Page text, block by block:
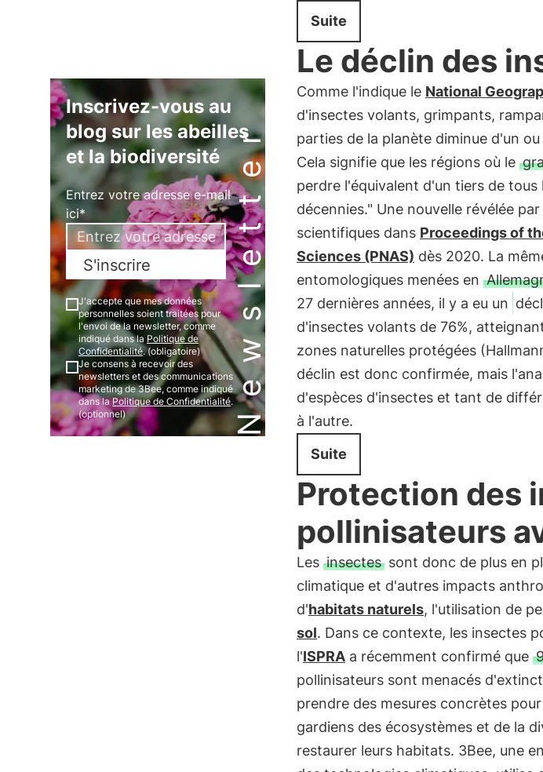
Newsletter
Inscrivez-vous au
blog sur les abeilles
et la biodiversité
Entrez votre adresse e-mail
ici*
S'inscrire
J'accepte que mes données
personnelles soient traitées pour
l'envoi de la newsletter, comme
indiqué dans la Politique de
Confidentialité. (obligatoire)
Je consens à recevoir des
newsletters et des communications
marketing de 3Bee, comme indiqué
dans laPolitique de Confidentialité.
(optionnel)
Suite
Le déclin des
Comme l'indique le National
d'insectes volants, grimpants,
parties de la planète diminue d'un
Cela signifie que les régions où le
perdre l'équivalent d'un tiers de tous
décennies." Une nouvelle révélée
scientifiques dans Proceedings of
Sciences (PNAS) dès 2020. La
entomologiques menées en
27 dernières années, il y a eu un
d'insectes volants de 76%,
zones naturelles protégées
déclin est donc confirmée, mais
d'espèces d'insectes et tant de
à l'autre.
Suite
Protection des
pollinisateurs
Les insectessont donc de plus en
climatique et d'autres impacts
d'habitats naturels, l'utilisation de
sol. Dans ce contexte, les insectes
l'ISPRAa récemment confirmé que
pollinisateurs sont menacés
prendre des mesures concrètes
gardiens des écosystèmes et de la
restaurer leurs habitats. 3Bee, une